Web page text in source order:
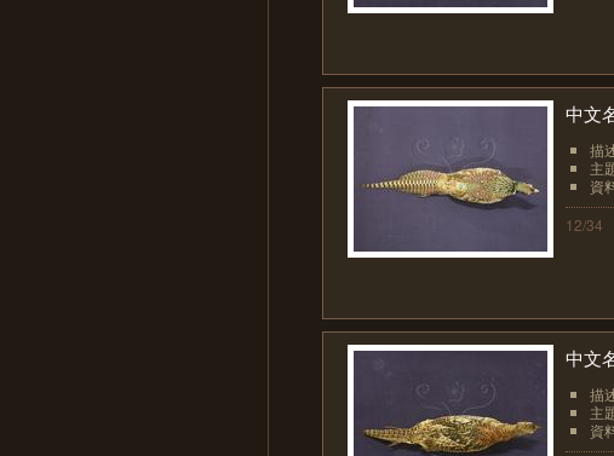
中文
描
主
資
12/34
中文
描
主
資